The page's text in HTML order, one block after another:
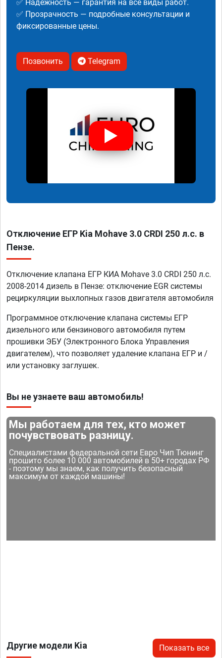
✅ Надежность — гарантия на все виды работ.
✅ Прозрачность — подробные консультации и
фиксированные цены.
Позвонить Telegram
Отключение ЕГР Kia Mohave 3.0 CRDI 250 л.с. в
Пензе.
Отключение клапана ЕГР КИА Mohave 3.0 CRDI 250 л.с.
2008-2014 дизель в Пензе: отключение EGR системы
рециркуляции выхлопных газов двигателя автомобиля
Программное отключение клапана системы ЕГР
дизельного или бензинового автомобиля путем
прошивки ЭБУ (Электронного Блока Управления
двигателем), что позволяет удаление клапана ЕГР и /
или установку заглушек.
Вы не узнаете ваш автомобиль!
Мы работаем для тех, кто может
почувствовать разницу.
Специалистами федеральной сети Евро Чип Тюнинг
прошито более 10 000 автомобилей в 50+ городах РФ
- поэтому мы знаем, как получить безопасный
максимум от каждой машины!
Другие модели Kia Показать все